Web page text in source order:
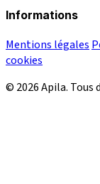
Informations
Mentions légales
cookies
© 2026 Apila. Tous